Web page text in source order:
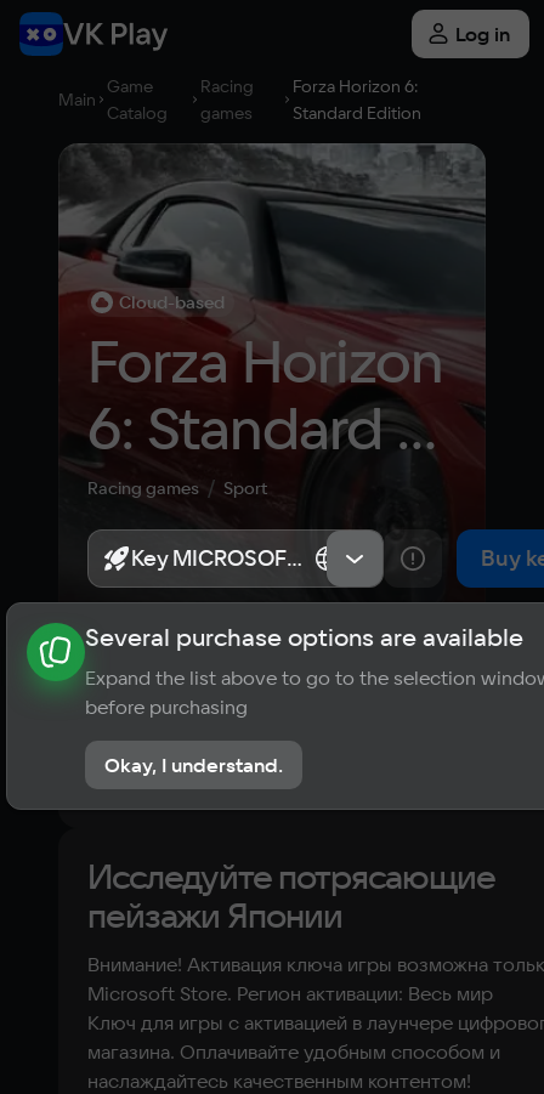
Log in
Main
Game
Catalog
Racing
games
Forza Horizon 6:
Standard Edition
Cloud-based
Forza Horizon
6: Standard
Edition
Racing games Sport
Key MICROSOFT STORE Весь мир Buy
About the game News Publications
? Player ratings
No reviews
Исследуйте потрясающие
пейзажи Японии
Внимание! Активация ключа игры возможна
Microsoft Store. Регион активации: Весь мир
Ключ для игры с активацией в лаунчере
магазина. Оплачивайте удобным способом и
наслаждайтесь качественным контентом!
Key MICROSOFT STORE Весь мир
Several purchase options are available
Expand the list above to go to the selection
before purchasing
Okay, I understand.